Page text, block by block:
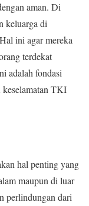
aman. Di
keluarga di
ini agar mereka
terdekat
adalah fondasi
keselamatan TKI
hal penting yang
maupun di luar
perlindungan dari